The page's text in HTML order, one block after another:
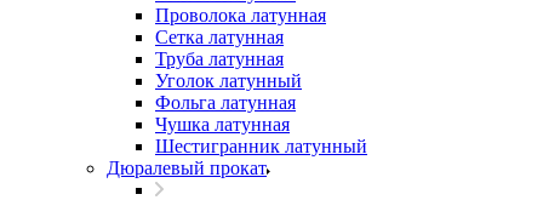
Проволока латунная
Сетка латунная
Труба латунная
Уголок латунный
Фольга латунная
Чушка латунная
Шестигранник латунный
Дюралевый прокат